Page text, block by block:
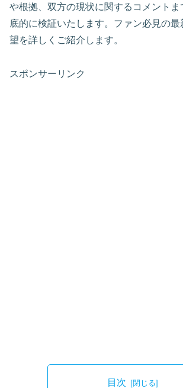
や根拠、双方の現状に関するコメントま
底的に検証いたします。ファン必見の
望を詳しくご紹介します。
スポンサーリンク
目次